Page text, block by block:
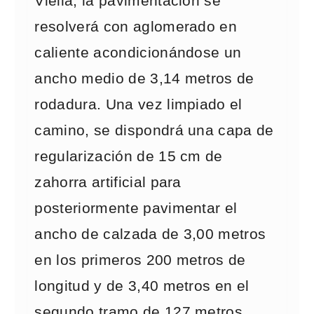
resolverá con aglomerado en
caliente acondicionándose un
ancho medio de 3,14 metros de
rodadura. Una vez limpiado el
camino, se dispondrá una capa de
regularización de 15 cm de
zahorra artificial para
posteriormente pavimentar el
ancho de calzada de 3,00 metros
en los primeros 200 metros de
longitud y de 3,40 metros en el